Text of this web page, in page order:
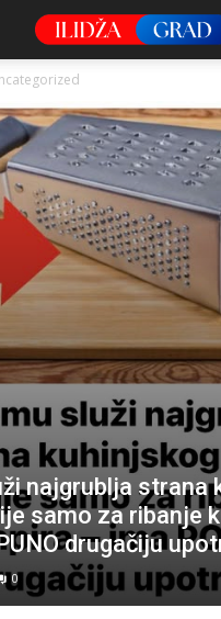
najgrublja strana
samo za ribanje
drugačiju
0